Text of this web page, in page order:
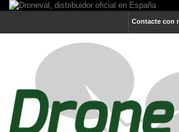
Contacte con